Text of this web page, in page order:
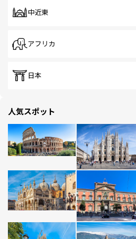
中近東
アフリカ
日本
人気スポット